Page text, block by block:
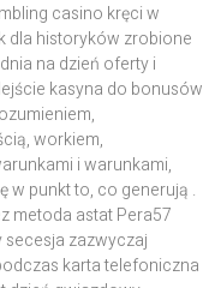
casino kręci w
dla historyków zrobione
na dzień oferty i
kasyna do bonusów
workiem,
i warunkami,
w punkt to, co generują .
metoda astat Pera57
zazwyczaj
karta telefoniczna